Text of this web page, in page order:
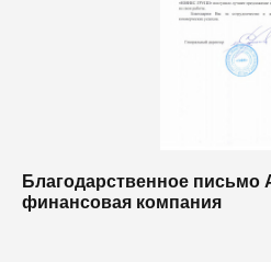
Благодарственное
финансовая компания